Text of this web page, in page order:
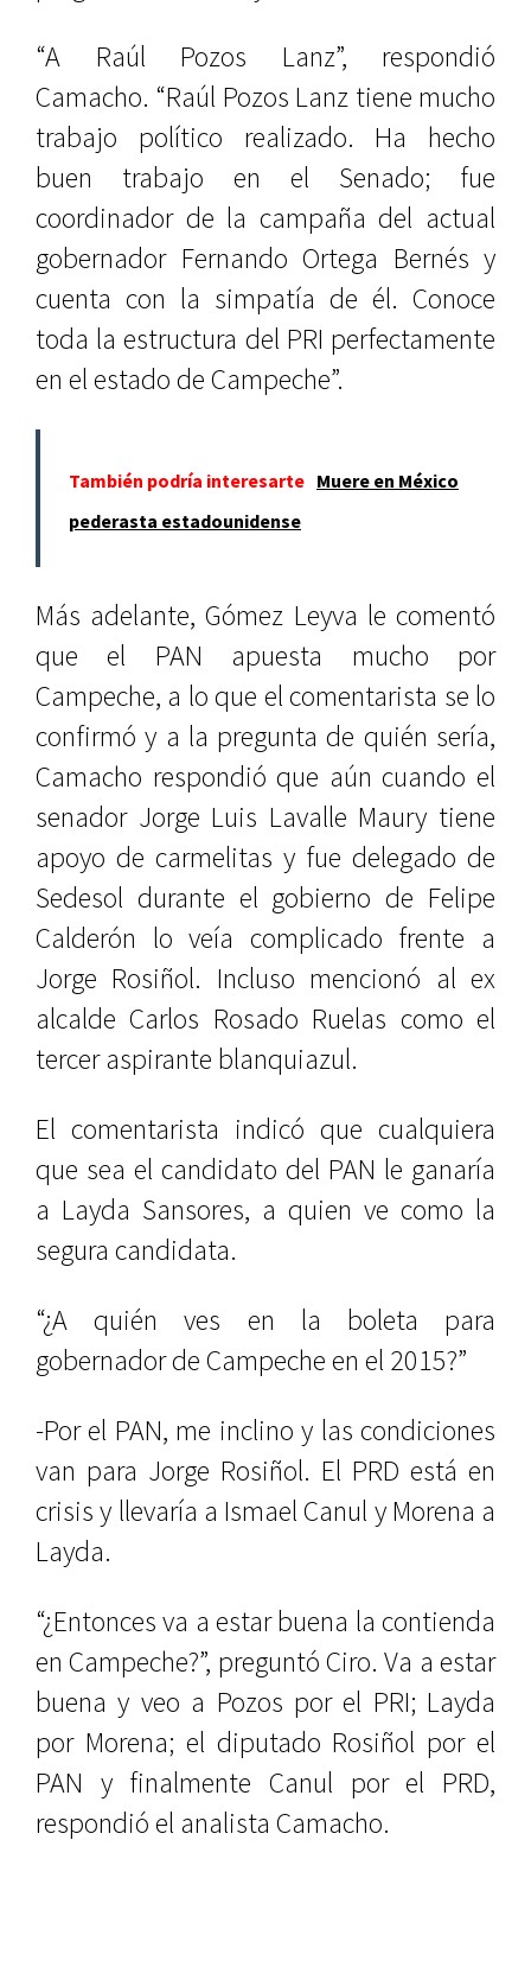
“A Raúl Pozos Lanz”, respondió
Camacho. “Raúl Pozos Lanz tiene mucho
trabajo político realizado. Ha hecho
buen trabajo en el Senado; fue
coordinador de la campaña del actual
gobernador Fernando Ortega Bernés y
cuenta con la simpatía de él. Conoce
toda la estructura del PRI perfectamente
en el estado de Campeche”.
También podría interesarte Muere en México
pederasta estadounidense
Más adelante, Gómez Leyva le comentó
que el PAN apuesta mucho por
Campeche, a lo que el comentarista se lo
confirmó y a la pregunta de quién sería,
Camacho respondió que aún cuando el
senador Jorge Luis Lavalle Maury tiene
apoyo de carmelitas y fue delegado de
Sedesol durante el gobierno de Felipe
Calderón lo veía complicado frente a
Jorge Rosiñol. Incluso mencionó al ex
alcalde Carlos Rosado Ruelas como el
tercer aspirante blanquiazul.
El comentarista indicó que cualquiera
que sea el candidato del PAN le ganaría
a Layda Sansores, a quien ve como la
segura candidata.
“¿A quién ves en la boleta para
gobernador de Campeche en el 2015?”
-Por el PAN, me inclino y las condiciones
van para Jorge Rosiñol. El PRD está en
crisis y llevaría a Ismael Canul y Morena a
Layda.
“¿Entonces va a estar buena la contienda
en Campeche?”, preguntó Ciro. Va a estar
buena y veo a Pozos por el PRI; Layda
por Morena; el diputado Rosiñol por el
PAN y finalmente Canul por el PRD,
respondió el analista Camacho.